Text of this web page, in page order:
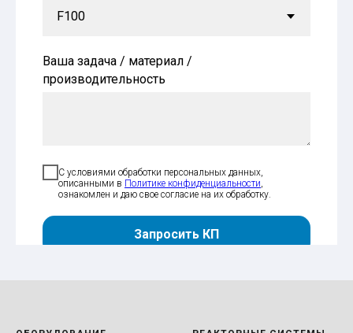
Ваша задача / материал /
производительность
С условиями обработки персональных данных,
описанными в Политике конфиденциальности
ознакомлен и даю свое согласие на их обработку.
Запросить КП